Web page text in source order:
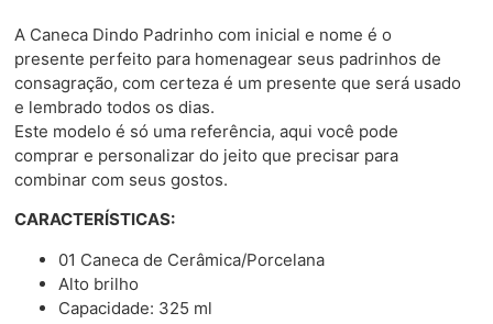
A Caneca Dindo Padrinho com inicial e nome é o
presente perfeito para homenagear seus padrinhos de
consagração, com certeza é um presente que será usado
e lembrado todos os dias.
Este modelo é só uma referência, aqui você pode
comprar e personalizar do jeito que precisar para
combinar com seus gostos.
CARACTERÍSTICAS:
01 Caneca de Cerâmica/Porcelana
Alto brilho
Capacidade: 325 ml